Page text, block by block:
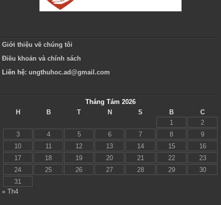
Giới thiệu về chúng tôi
Điều khoản và chính sách
Liên hệ:ungthuhoc.ad@gmail.com
Tháng Tám 2026
H
B T N S B
C
1
2
3
4 5 6 7 8
9
10
11 12 13 14 15
16
17
18 19 20 21 22
23
24
25 26 27 28 29
30
31
« Th4